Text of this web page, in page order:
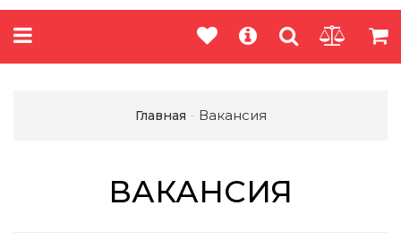
Главная Вакансия
ВАКАНСИЯ